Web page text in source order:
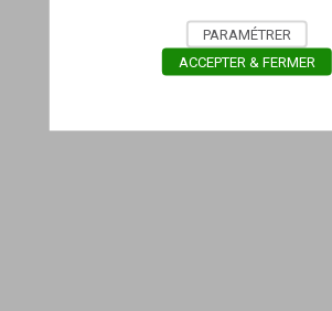
PARAMÉTRER
ACCEPTER & FERMER